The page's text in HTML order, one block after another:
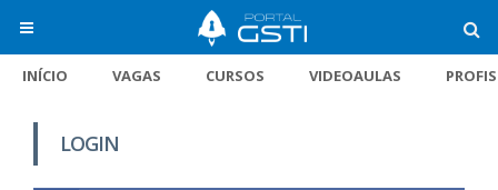
INÍCIO VAGAS CURSOS VIDEOAULAS
LOGIN